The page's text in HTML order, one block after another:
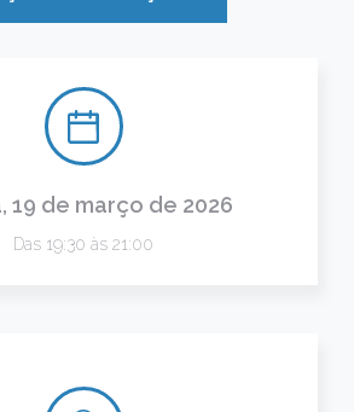
19 de março de 2026
Das 19:30 às 21:00